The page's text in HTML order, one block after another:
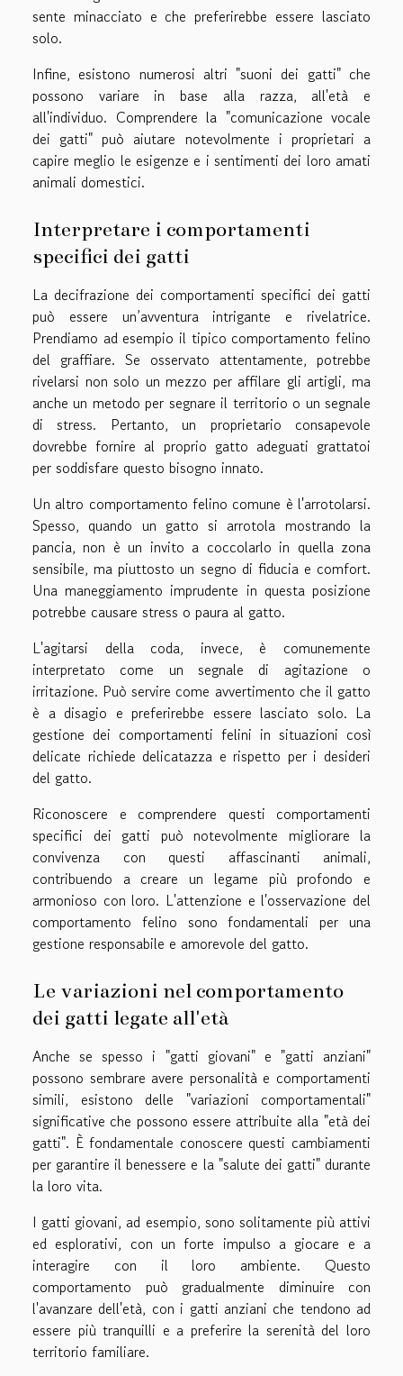
sente minacciato e che preferirebbe essere lasciato
solo.
Infine, esistono numerosi altri "suoni dei gatti" che
possono variare in base alla razza, all'età e
all'individuo. Comprendere la "comunicazione vocale
dei gatti" può aiutare notevolmente i proprietari a
capire meglio le esigenze e i sentimenti dei loro amati
animali domestici.
Interpretare i comportamenti
specifici dei gatti
La decifrazione dei comportamenti specifici dei gatti
può essere un’avventura intrigante e rivelatrice.
Prendiamo ad esempio il tipico comportamento felino
del graffiare. Se osservato attentamente, potrebbe
rivelarsi non solo un mezzo per affilare gli artigli, ma
anche un metodo per segnare il territorio o un segnale
di stress. Pertanto, un proprietario consapevole
dovrebbe fornire al proprio gatto adeguati grattatoi
per soddisfare questo bisogno innato.
Un altro comportamento felino comune è l'arrotolarsi.
Spesso, quando un gatto si arrotola mostrando la
pancia, non è un invito a coccolarlo in quella zona
sensibile, ma piuttosto un segno di fiducia e comfort.
Una maneggiamento imprudente in questa posizione
potrebbe causare stress o paura al gatto.
L'agitarsi della coda, invece, è comunemente
interpretato come un segnale di agitazione o
irritazione. Può servire come avvertimento che il gatto
è a disagio e preferirebbe essere lasciato solo. La
gestione dei comportamenti felini in situazioni così
delicate richiede delicatazza e rispetto per i desideri
del gatto.
Riconoscere e comprendere questi comportamenti
specifici dei gatti può notevolmente migliorare la
convivenza con questi affascinanti animali,
contribuendo a creare un legame più profondo e
armonioso con loro. L'attenzione e l'osservazione del
comportamento felino sono fondamentali per una
gestione responsabile e amorevole del gatto.
Le variazioni nel comportamento
dei gatti legate all'età
Anche se spesso i "gatti giovani" e "gatti anziani"
possono sembrare avere personalità e comportamenti
simili, esistono delle "variazioni comportamentali"
significative che possono essere attribuite alla "età dei
gatti". È fondamentale conoscere questi cambiamenti
per garantire il benessere e la "salute dei gatti" durante
la loro vita.
I gatti giovani, ad esempio, sono solitamente più attivi
ed esplorativi, con un forte impulso a giocare e a
interagire con il loro ambiente. Questo
comportamento può gradualmente diminuire con
l'avanzare dell'età, con i gatti anziani che tendono ad
essere più tranquilli e a preferire la serenità del loro
territorio familiare.